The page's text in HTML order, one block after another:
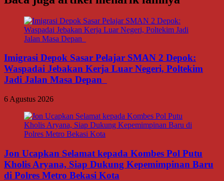
Imigrasi Depok Sasar Pelajar SMAN 2 Depok:
Waspadai Jebakan Kerja Luar Negeri, Poltekim
Jadi Jalan Masa Depan
6 Agustus 2026
Jon Ucapkan Selamat kepada Kombes Pol Putu
Kholis Aryana, Siap Dukung Kepemimpinan Baru
di Polres Metro Bekasi Kota